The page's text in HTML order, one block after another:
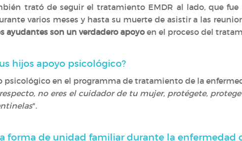
trató de seguir el tratamiento EMDR al lado, que
varios meses y hasta su muerte de asistir a las
ayudantes son un verdadero apoyo en el proceso del
hijos apoyo psicológico?
psicológico en el programma de tratamiento de la
no eres el cuidador de tu mujer, protégete,
".
forma de unidad familiar durante la enfermedad